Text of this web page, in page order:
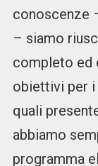
conoscenze
– siamo
completo ed
obiettivi per i
quali
abbiamo
programma